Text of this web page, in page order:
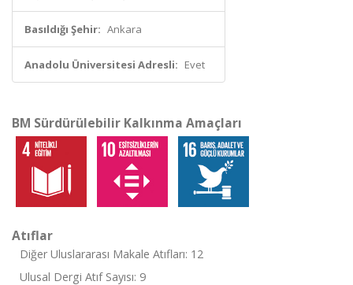
Basıldığı Şehir: Ankara
Anadolu Üniversitesi Adresli: Evet
BM Sürdürülebilir Kalkınma Amaçları
Atıflar
Diğer Uluslararası Makale Atıfları: 12
Ulusal Dergi Atıf Sayısı: 9